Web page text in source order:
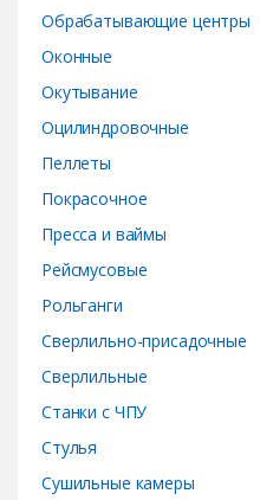
Обрабатывающие центры
Оконные
Окутывание
Оцилиндровочные
Пеллеты
Покрасочное
Пресса и ваймы
Рейсмусовые
Рольганги
Сверлильно-присадочные
Сверлильные
Станки с ЧПУ
Стулья
Сушильные камеры